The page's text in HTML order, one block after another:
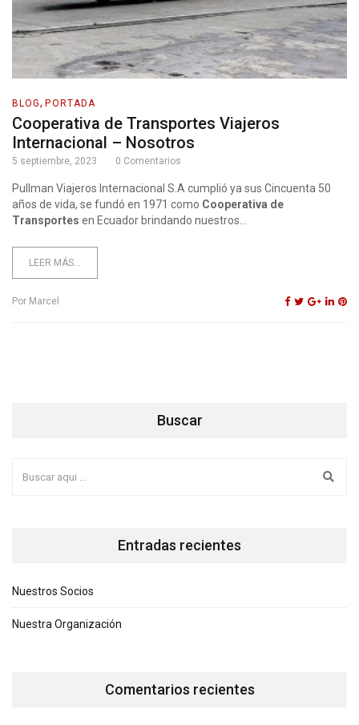
BLOG,PORTADA
Cooperativa de Transportes Viajeros
Internacional – Nosotros
5 septiembre, 2023 0 Comentarios
Pullman Viajeros Internacional S.A cumplió ya sus Cincuenta 50
años de vida, se fundó en 1971 como Cooperativa de
Transportes en Ecuador brindando nuestros...
LEER MÁS...
Por Marcel
Buscar
Entradas recientes
Nuestros Socios
Nuestra Organización
Comentarios recientes